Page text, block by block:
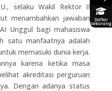
selaku Wakil Rektor II
menambahkan jawaban
Unggul bagi mahasiswa
satu manfaatnya adalah
memasuki dunia kerja.
karena ketika masa
akreditasi perguruan
Dengan adanya status
Daftar
Sekarang